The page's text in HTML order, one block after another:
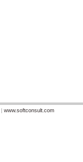
| www.softconsult.com